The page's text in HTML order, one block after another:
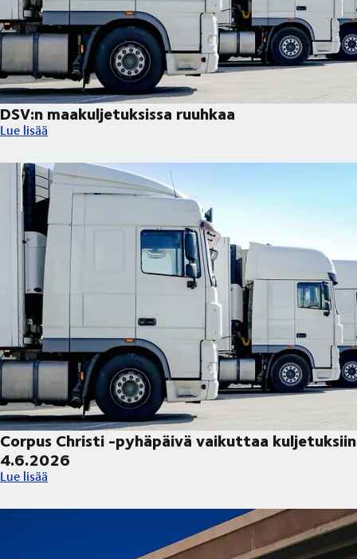
DSV:n maakuljetuksissa ruuhkaa
DSV:n maakuljetuksissa ruuhkaa
Lue lisää
Corpus Christi -pyhäpäivä vaikuttaa kuljetuksiin
4.6.2026
Corpus Christi -pyhäpäivä vaikuttaa kuljetuksiin 4.6.2026
Lue lisää